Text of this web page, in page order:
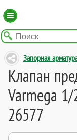
Запорная
Клапан
Varmega
26577